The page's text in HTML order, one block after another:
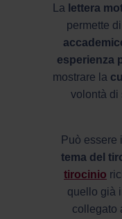
La lettera
permette
esperienza
mostrare la
volontà di
Può essere
tema del
tirocinio
quello già
collegato